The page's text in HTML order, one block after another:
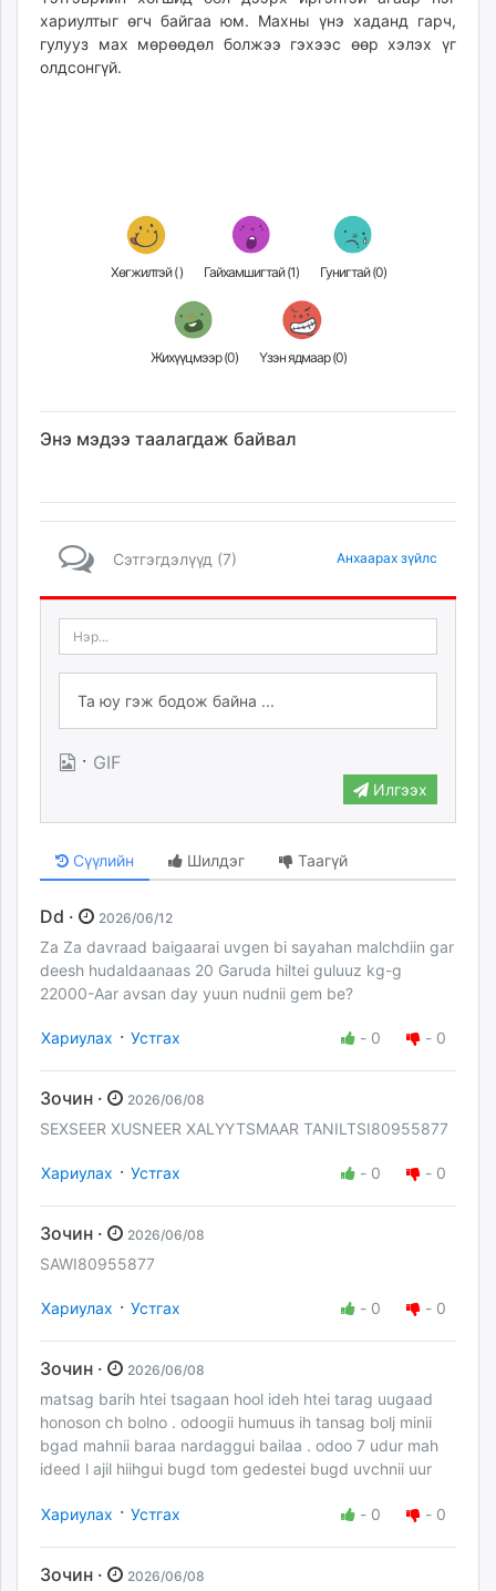
хариултыг өгч байгаа юм. Махны үнэ хаданд гарч,
гулууз мах мөрөөдөл болжээ гэхээс өөр хэлэх үг
олдсонгүй.
Хөгжилтэй () Гайхамшигтай (1) Гунигтай (0)
Жихүүцмээр (0) Үзэн ядмаар (0)
Энэ мэдээ таалагдаж байвал
Сэтгэгдэлүүд (7) Анхаарах зүйлс
· GIF
Илгээх
Сүүлийн Шилдэг Таагүй
Dd · 2026/06/12
Za Za davraad baigaarai uvgen bi sayahan malchdiin gar
deesh hudaldaanaas 20 Garuda hiltei guluuz kg-g
22000-Aar avsan day yuun nudnii gem be?
Хариулах · Устгах - 0 - 0
Зочин · 2026/06/08
SEXSEER XUSNEER XALYYTSMAAR TANILTSI80955877
Хариулах · Устгах - 0 - 0
Зочин · 2026/06/08
SAWI80955877
Хариулах · Устгах - 0 - 0
Зочин · 2026/06/08
matsag barih htei tsagaan hool ideh htei tarag uugaad
honoson ch bolno . odoogii humuus ih tansag bolj minii
bgad mahnii baraa nardaggui bailaa . odoo 7 udur mah
ideed l ajil hiihgui bugd tom gedestei bugd uvchnii uur
Хариулах · Устгах - 0 - 0
Зочин · 2026/06/08